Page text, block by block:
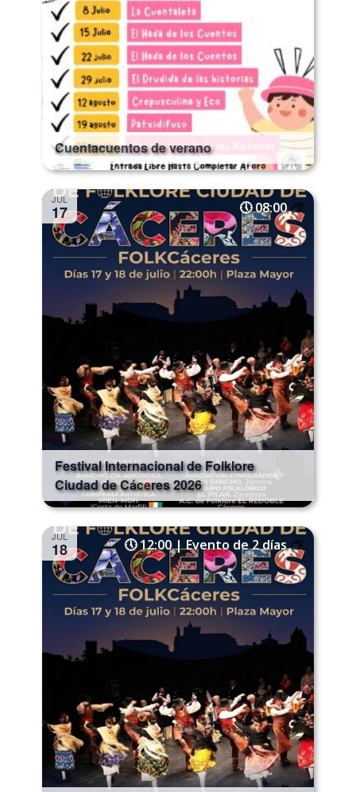
Cuentacuentos de verano
JUL
17 08:00
Festival Internacional de Folklore
Ciudad de Cáceres 2026
JUL
18 12:00 | Evento de 2 días